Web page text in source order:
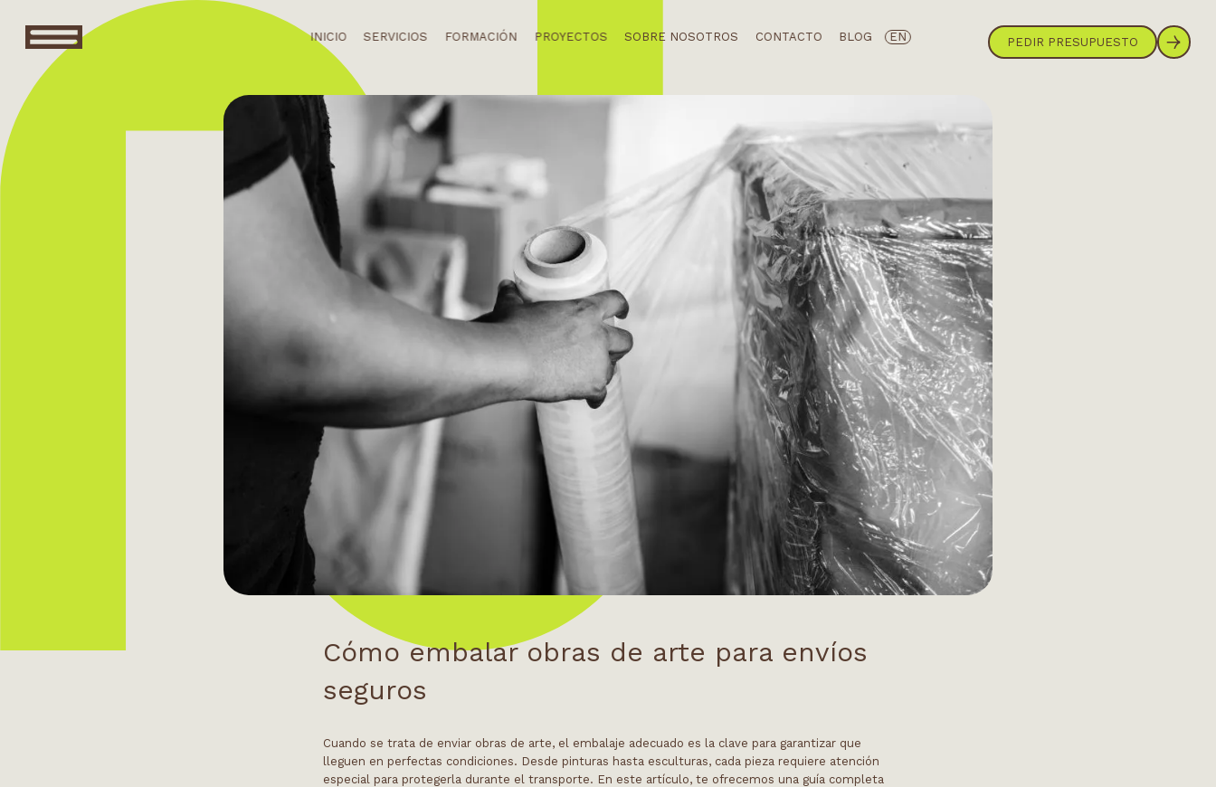
INICIO SERVICIOS FORMACIÓN PROYECTOS SOBRE NOSOTROS CONTACTO BLOG EN PEDIR PRESUPUESTO
Cómo embalar obras de arte para envíos
seguros
Cuando se trata de enviar obras de arte, el embalaje adecuado es la clave para garantizar que
lleguen en perfectas condiciones. Desde pinturas hasta esculturas, cada pieza requiere atención
especial para protegerla durante el transporte. En este artículo, te ofrecemos una guía completa